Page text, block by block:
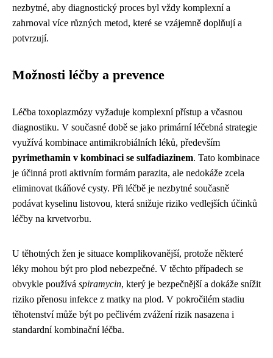
nezbytné, aby diagnostický proces byl vždy komplexní a
zahrnoval více různých metod, které se vzájemně doplňují a
potvrzují.
Možnosti léčby a prevence
Léčba toxoplazmózy vyžaduje komplexní přístup a včasnou
diagnostiku. V současné době se jako primární léčebná strategie
využívá kombinace antimikrobiálních léků, především
pyrimethamin v kombinaci se sulfadiazinem. Tato kombinace
je účinná proti aktivním formám parazita, ale nedokáže zcela
eliminovat tkáňové cysty. Při léčbě je nezbytné současně
podávat kyselinu listovou, která snižuje riziko vedlejších účinků
léčby na krvetvorbu.
U těhotných žen je situace komplikovanější, protože některé
léky mohou být pro plod nebezpečné. V těchto případech se
obvykle používá spiramycin, který je bezpečnější a dokáže snížit
riziko přenosu infekce z matky na plod. V pokročilém stadiu
těhotenství může být po pečlivém zvážení rizik nasazena i
standardní kombinační léčba.